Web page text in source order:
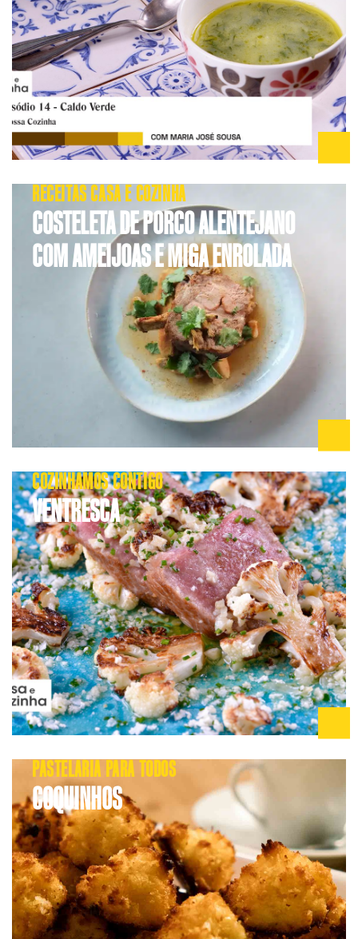
RECEITAS CASA E COZINHA
COSTELETA DE PORCO ALENTEJANO
COM AMEIJOAS E MIGA ENROLADA
COZINHAMOS CONTIGO
VENTRESCA
PASTELARIA PARA TODOS
COQUINHOS